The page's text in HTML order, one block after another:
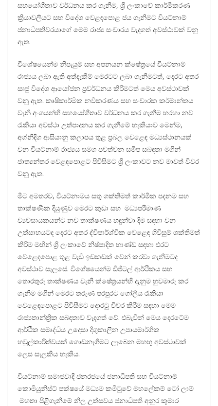
සහයෝගීතාව වර්ධනය කර ගැනීම, ශ්‍රී ලංකාවේ කාර්මීකරණ
ක්‍රියාවලියට සහ විදේශ වෙළඳපොළ ජය ගැනීමට වියට්නාම්
ජනාධිපතිවරයාගේ මෙම රාජ්‍ය සංචාරය වැදගත් අවස්ථාවක් වනු
ඇත.
විශේෂයෙන්ම නිපැයුම් සහ අපනයන ක්ෂේත්‍රයේ වියට්නාම්
රාජ්‍යය ලබා ඇති අත්දැකීම් මෙරටට ලබා ගැනීමටත්, දෙරට අතර
සෘජු විදේශ ආයෝජන ප්‍රවර්ධනය කිරීමටත් මෙය අවස්ථාවක්
වනු ඇත. කෘෂිකාර්මික නවීකරණය සහ සංචාරක කර්මාන්තය
වැනි අංශයන්හි සහයෝගීතාව වර්ධනය කර ගැනීම හරහා නව
රැකියා අවස්ථා උත්පාදනය කර ගැනීමේ හැකියාව මෙන්ම,
අග්නිදිග ආසියානු කලාපය තුළ ප්‍රබල වෙළෙඳ මධ්‍යස්ථානයක්
වන වියට්නාම් රාජ්‍යය සමග පවත්වන සමීප සබඳතා මගින්
ජාත්‍යන්තර වෙළඳපොළට පිවිසීමට ශ්‍රී ලංකාවට නව මාවත් විවර
වනු ඇත.
මීට අමතරව, වියට්නාමය සතු ශක්තිමත් කාර්මික පදනම සහ
තාක්ෂණික දියුණුව මෙරට කුඩා සහ මධ්‍යපරිමාණ
ව්‍යවසායකයන්ට නව තාක්ෂණය හඳුන්වා දීම සඳහා වන
උත්සාහයටද දෙරට අතර ද්විපාර්ශ්වික වෙළෙඳ ගිවිසුම් ශක්තිමත්
කිරීම මඟින් ශ්‍රී ලංකාවේ නිෂ්පාදිත භාණ්ඩ සඳහා එරට
වෙළෙඳපොළ තුළ වැඩි ඉඩකඩක් වෙන් කරවා ගැනීමටද
අවස්ථාව සැලසේ. විශේෂයෙන්ම ඩිජිටල් ආර්ථිකය සහ
තොරතුරු තාක්ෂණය වැනි ක්ෂේත්‍රයන්හි දැනුම හුවමාරු කර
ගැනීම මගින් මෙරට තරුණ පරපුරට ගෝලීය රැකියා
වෙළෙඳපොළට පිවිසීමට දොරටු විවර කිරීම සඳහා මෙම
රාජ්‍යතාන්ත්‍රික සබඳතාව වැදගත් වේ. එබැවින් මෙය දෙරටේම
ආර්ථික සමෘද්ධිය උදෙසා දිගුකාලීන උපායමාර්ගික
හවුල්කාරිත්වයක් ගොඩනැගීමට ලැබෙන මහඟු අවස්ථාවක්
ලෙස සැලකිය හැකිය.
වියට්නාම් සමාජවාදී ජනරජයේ ජනාධිපති සහ වියට්නාම්
කොමියුනිස්ට් පක්ෂයේ මධ්‍යම කමිටුවේ මහලේකම් ටෝ ලාම්
මහතා පිළිගැනීමේ නිල උත්සවය ජනාධිපති අනුර කුමාර